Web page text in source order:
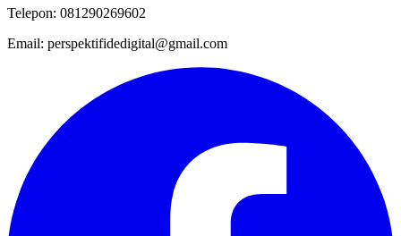
Telepon: 081290269602
Email: perspektifidedigital@gmail.com